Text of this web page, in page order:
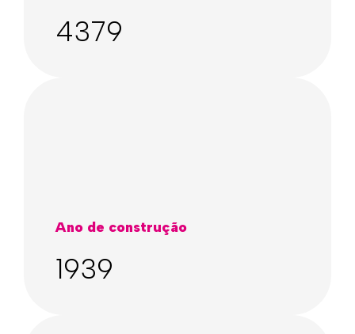
4379
Ano de construção
1939